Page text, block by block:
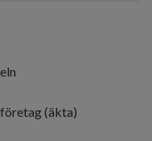
(äkta)